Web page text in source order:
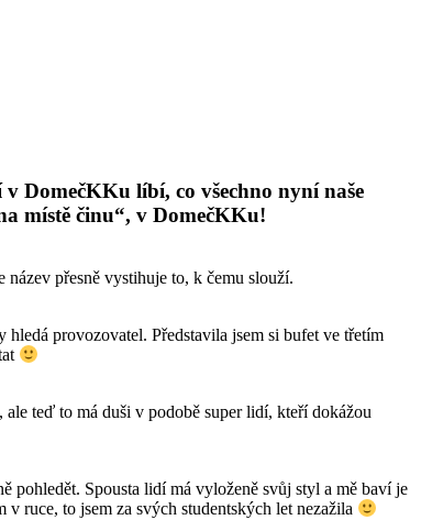
DomečKKu líbí, co všechno nyní naše
místě činu“, v DomečKKu!
přesně vystihuje to, k čemu slouží.
provozovatel. Představila jsem si bufet ve třetím
teď to má duši v podobě super lidí, kteří dokážou
pohledět. Spousta lidí má vyloženě svůj styl a mě baví je
ruce, to jsem za svých studentských let nezažila